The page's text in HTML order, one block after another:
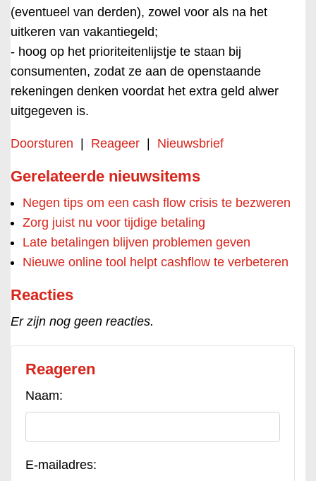
(eventueel van derden), zowel voor als na het
uitkeren van vakantiegeld;
- hoog op het prioriteitenlijstje te staan bij
consumenten, zodat ze aan de openstaande
rekeningen denken voordat het extra geld alwer
uitgegeven is.
Doorsturen Reageer Nieuwsbrief
Gerelateerde nieuwsitems
Negen tips om een cash flow crisis te bezweren
Zorg juist nu voor tijdige betaling
Late betalingen blijven problemen geven
Nieuwe online tool helpt cashflow te verbeteren
Reacties
Er zijn nog geen reacties.
Reageren
Naam:
E-mailadres: